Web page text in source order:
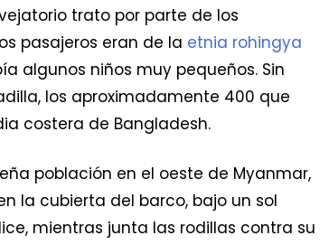
trato por parte de los
pasajeros eran de la etnia rohingya
algunos niños muy pequeños. Sin
los aproximadamente 400 que
costera de Bangladesh.
población en el oeste de Myanmar,
la cubierta del barco, bajo un sol
mientras junta las rodillas contra su